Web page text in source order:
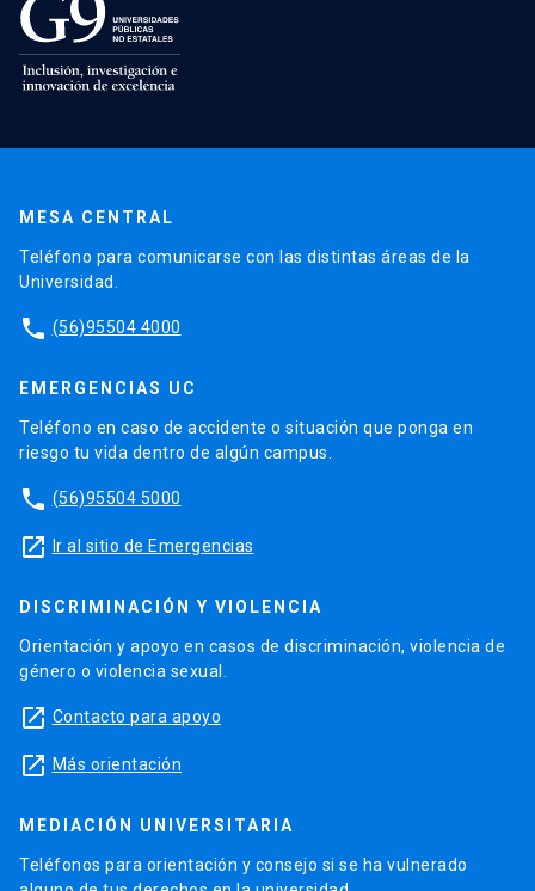
MESA CENTRAL
Teléfono para comunicarse con las distintas áreas de la
Universidad.
phone (56)95504 4000
EMERGENCIAS UC
Teléfono en caso de accidente o situación que ponga en
riesgo tu vida dentro de algún campus.
phone (56)95504 5000
launch Ir al sitio de Emergencias
DISCRIMINACIÓN Y VIOLENCIA
Orientación y apoyo en casos de discriminación, violencia de
género o violencia sexual.
launch Contacto para apoyo
launch Más orientación
MEDIACIÓN UNIVERSITARIA
Teléfonos para orientación y consejo si se ha vulnerado